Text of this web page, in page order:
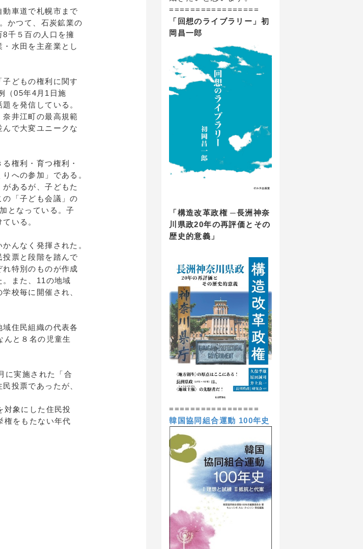
車道で札幌市まで
かつて、石炭鉱業の
千５百の人口を擁
水田を主産業とし
どもの権利に関す
（05年4月1日施
を発信している。
井江町の最高規範
んで大変ユニークな
権利・育つ権利・
への参加」である。
あるが、子どもた
「子ども会議」の
となっている。子
いる。
んなく発揮された。
票と段階を踏んで
特別のものが作成
。また、11の地域
校毎に開催され、
住民組織の代表各
んと８名の児童生
に実施された「合
投票であったが、
象にした住民投
権をもたない年代
=================
「回想のライブラリー」初
岡昌一郎
「構造改革政権 ─長洲神奈
川県政20年の再評価とその
歴史的意義」
=================
韓国協同組合運動 100年史